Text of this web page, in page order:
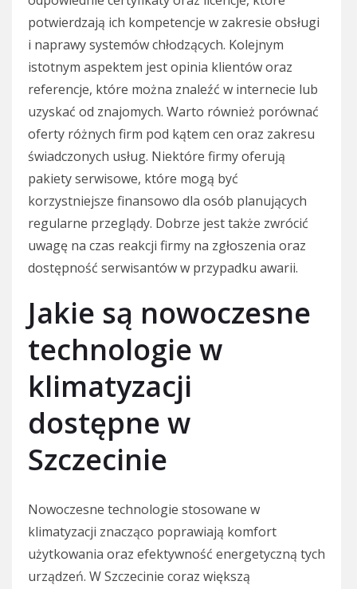
potwierdzają ich kompetencje w zakresie obsługi
i naprawy systemów chłodzących. Kolejnym
istotnym aspektem jest opinia klientów oraz
referencje, które można znaleźć w internecie lub
uzyskać od znajomych. Warto również porównać
oferty różnych firm pod kątem cen oraz zakresu
świadczonych usług. Niektóre firmy oferują
pakiety serwisowe, które mogą być
korzystniejsze finansowo dla osób planujących
regularne przeglądy. Dobrze jest także zwrócić
uwagę na czas reakcji firmy na zgłoszenia oraz
dostępność serwisantów w przypadku awarii.
Jakie są nowoczesne
technologie w
klimatyzacji
dostępne w
Szczecinie
Nowoczesne technologie stosowane w
klimatyzacji znacząco poprawiają komfort
użytkowania oraz efektywność energetyczną tych
urządzeń. W Szczecinie coraz większą